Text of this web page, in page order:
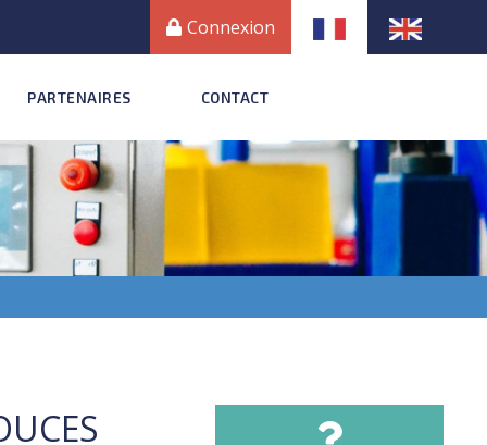
Connexion
PARTENAIRES CONTACT